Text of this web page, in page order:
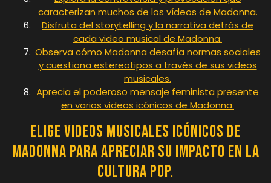
caracterizan muchos de los vídeos de Madonna.
Disfruta del storytelling y la narrativa detrás de
cada video musical de Madonna.
Observa cómo Madonna desafía normas sociales
y cuestiona estereotipos a través de sus videos
musicales.
Aprecia el poderoso mensaje feminista presente
en varios videos icónicos de Madonna.
Elige videos musicales icónicos de
Madonna para apreciar su impacto en la
cultura pop.